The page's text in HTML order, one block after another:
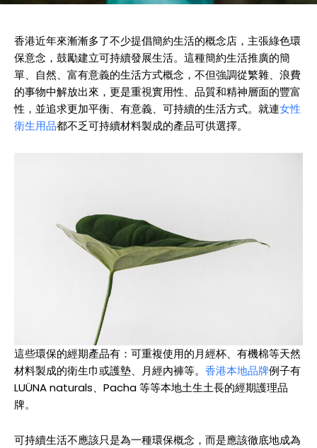
香港近年來漸漸多了不少提倡簡約生活的概念店，主張綠色環
保意念，鼓勵建立可持續發展生活。這種簡約生活推廣的簡
單、自然、富有意義的生活方式概念，不但強調從繁雜、浪費
的事物中解放出來，更是重視實用性、品質和精神層面的豐富
性，並追求更加平衡、有意義、可持續的生活方式。就連女性
衛生用品都不乏可持續材料製成的產品可供選擇。
這些環保的經期產品有：可重複使用的月經杯、有機棉等天然
材料製成的衛生巾或護墊、月經內褲等。 香港本地品牌例子有
LUÜNA naturals、Pacha 等等本地土生土長的經期護理品
牌。
可持續生活不應該只是為一種環保概念，而是應該徹底地成為